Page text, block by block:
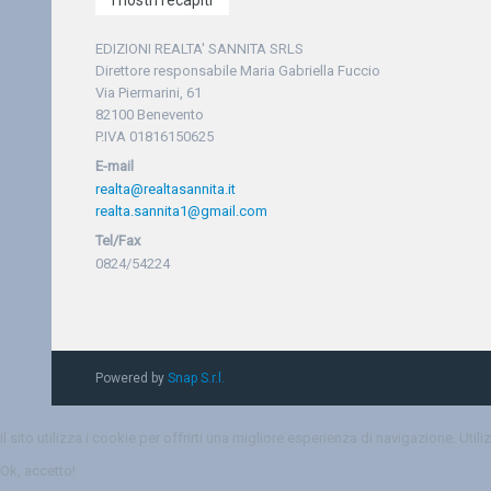
EDIZIONI REALTA' SANNITA SRLS
Direttore responsabile Maria Gabriella Fuccio
Via Piermarini, 61
82100 Benevento
P.IVA 01816150625
E-mail
realta@realtasannita.it
realta.sannita1@gmail.com
Tel/Fax
0824/54224
Powered by Snap S.r.l.